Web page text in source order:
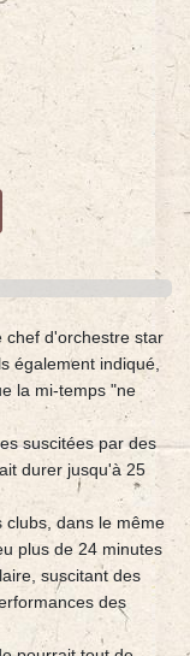
chef d'orchestre star
également indiqué,
la mi-temps "ne
suscitées par des
durer jusqu'à 25
clubs, dans le même
plus de 24 minutes
suscitant des
des